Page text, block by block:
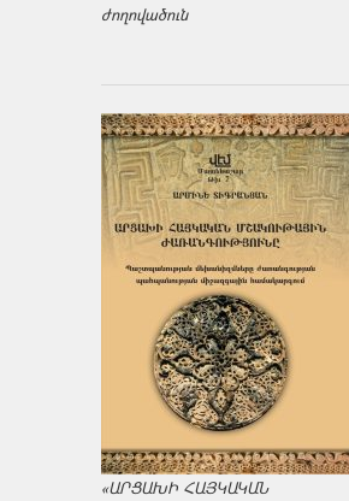
ժողովածուն
«ԱՐՑԱԽԻ ՀԱՅԿԱԿԱՆ